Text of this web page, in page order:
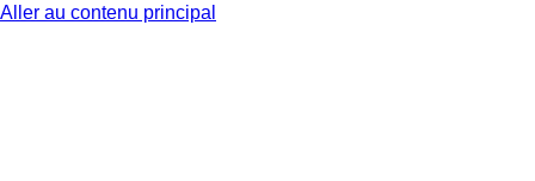
Aller au contenu principal